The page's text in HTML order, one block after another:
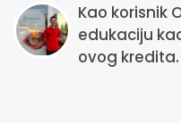
Kao korisnik
edukaciju
ovog kredita.